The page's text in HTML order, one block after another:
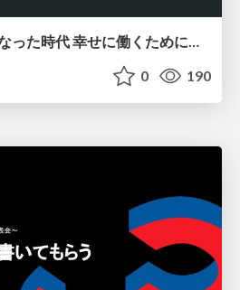
作るコストが小さくなった時代 幸せに働くために改めて考えたいこと 〜エンジニアとして価値を出し続けるために注視している二分野〜
0 190